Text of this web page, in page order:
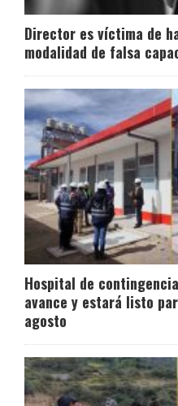
Director es víctima de
modalidad de falsa
Hospital de
avance y estará listo
agosto